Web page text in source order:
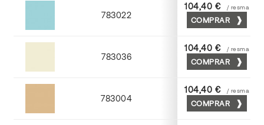
783022
Turquesa
104,40 € / resma
COMPRAR
783036
Gris perla
104,40 € / resma
COMPRAR
783004
Moka
104,40 € / resma
COMPRAR